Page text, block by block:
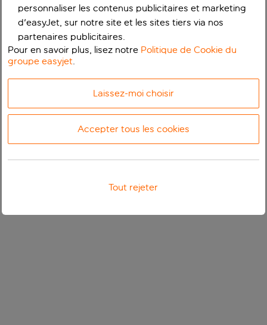
personnaliser les contenus publicitaires et marketing
d'easyJet, sur notre site et les sites tiers via nos
partenaires publicitaires.
Pour en savoir plus, lisez notre Politique de Cookie du
groupe easyjet.
Laissez-moi choisir
Accepter tous les cookies
Tout rejeter